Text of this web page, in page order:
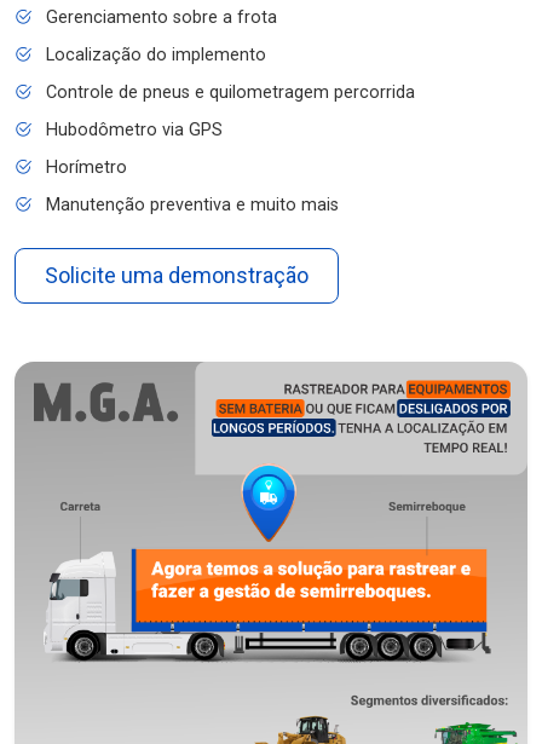
Gerenciamento sobre a frota
Localização do implemento
Controle de pneus e quilometragem percorrida
Hubodômetro via GPS
Horímetro
Manutenção preventiva e muito mais
Solicite uma demonstração